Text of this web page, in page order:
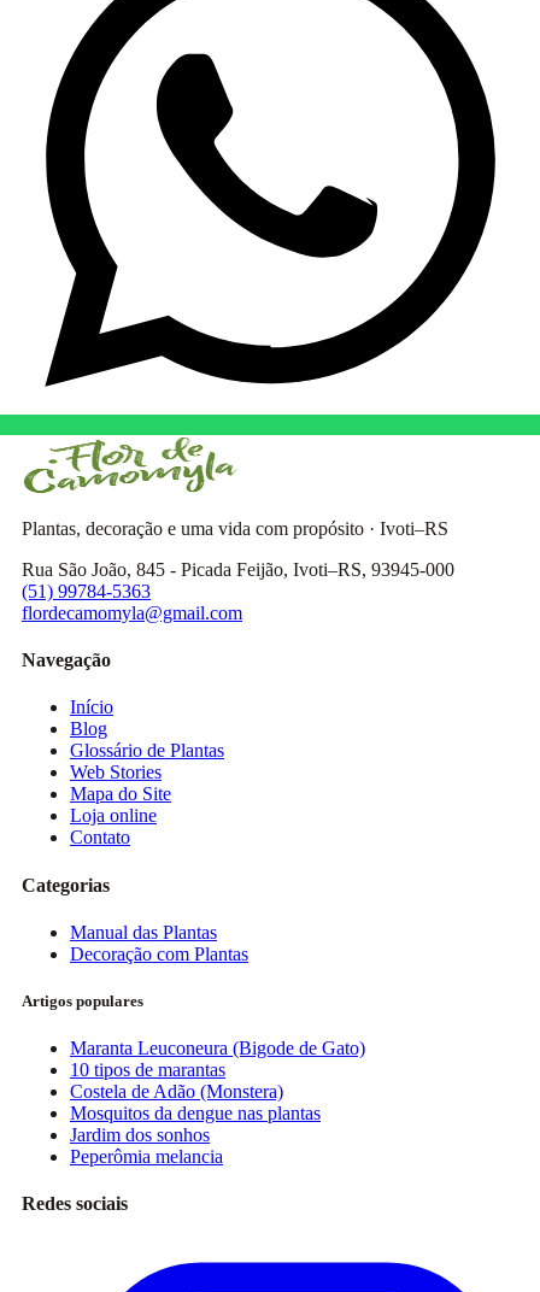
Plantas, decoração e uma vida com propósito · Ivoti–RS
Rua São João, 845 - Picada Feijão, Ivoti–RS, 93945-000
(51) 99784-5363
flordecamomyla@gmail.com
Navegação
Início
Blog
Glossário de Plantas
Web Stories
Mapa do Site
Loja online
Contato
Categorias
Manual das Plantas
Decoração com Plantas
Artigos populares
Maranta Leuconeura (Bigode de Gato)
10 tipos de marantas
Costela de Adão (Monstera)
Mosquitos da dengue nas plantas
Jardim dos sonhos
Peperômia melancia
Redes sociais